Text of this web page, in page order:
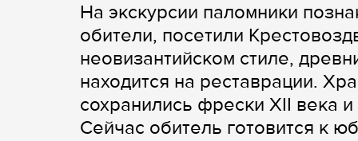
На экскурсии паломники
обители, посетили
неовизантийском стиле,
находится на реставрации.
сохранились фрески XII века
Сейчас обитель готовится к